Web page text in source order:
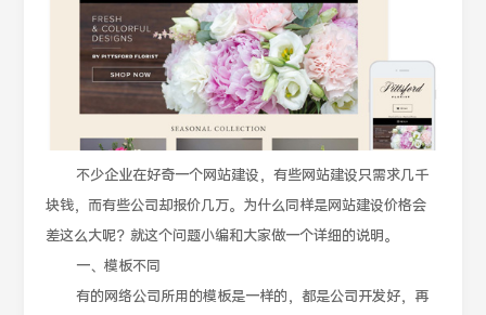
不少企业在好奇一个网站建设，有些网站建设只需求几千
块钱，而有些公司却报价几万。为什么同样是网站建设价格会
差这么大呢？就这个问题小编和大家做一个详细的说明。
一、模板不同
有的网络公司所用的模板是一样的，都是公司开发好，再